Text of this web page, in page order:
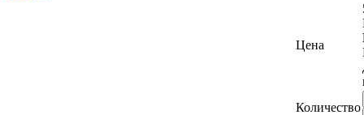
Цена
Количество